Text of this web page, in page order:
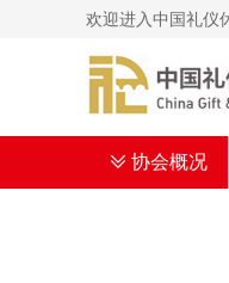
欢迎进入中国礼仪
ꅂ 协会概况